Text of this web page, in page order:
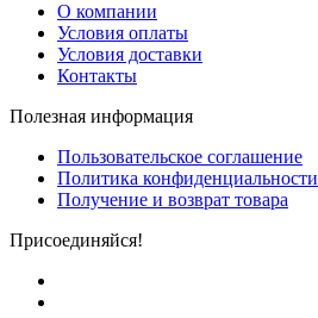
О компании
Условия оплаты
Условия доставки
Контакты
Полезная информация
Пользовательское соглашение
Политика конфиденциальности
Получение и возврат товара
Присоединяйся!